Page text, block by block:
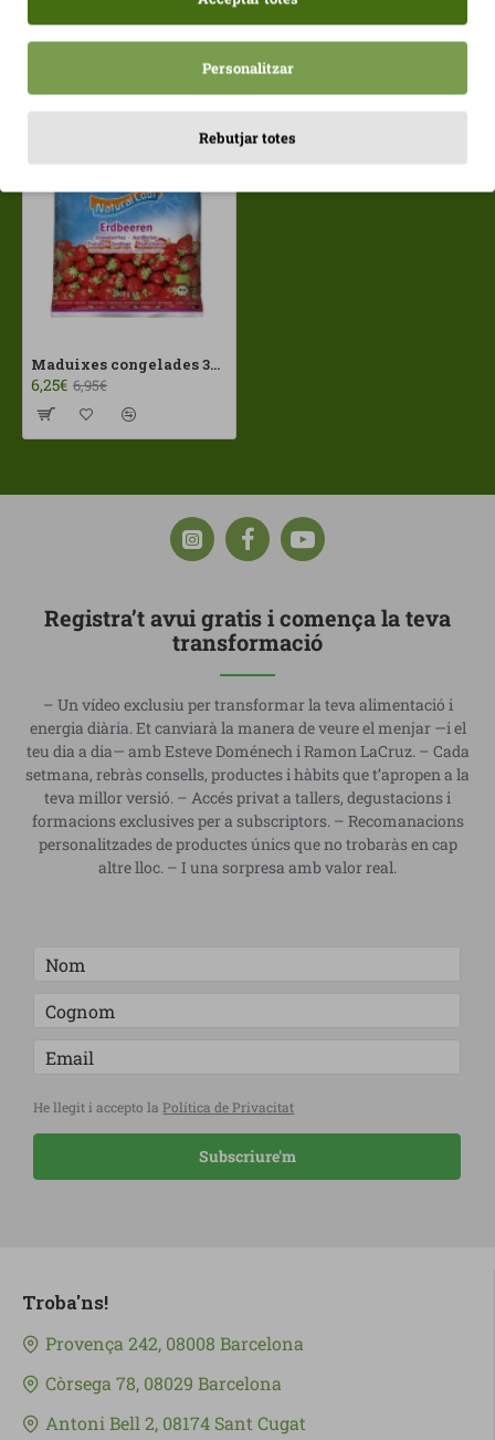
Vistos recentment Més vistos
Maduixes congelades 300gr NaturalCool ECO
6,25€ 6,95€
Registra’t avui gratis i comença la teva
transformació
– Un vídeo exclusiu per transformar la teva alimentació i
energia diària. Et canviarà la manera de veure el menjar —i el
teu dia a dia— amb Esteve Doménech i Ramon LaCruz. – Cada
setmana, rebràs consells, productes i hàbits que t’apropen a la
teva millor versió. – Accés privat a tallers, degustacions i
formacions exclusives per a subscriptors. – Recomanacions
personalitzades de productes únics que no trobaràs en cap
altre lloc. – I una sorpresa amb valor real.
He llegit i accepto la Política de Privacitat
Subscriure'm
Troba'ns!
Provença 242, 08008 Barcelona
Còrsega 78, 08029 Barcelona
Antoni Bell 2, 08174 Sant Cugat
Personalitzar
Rebutjar totes